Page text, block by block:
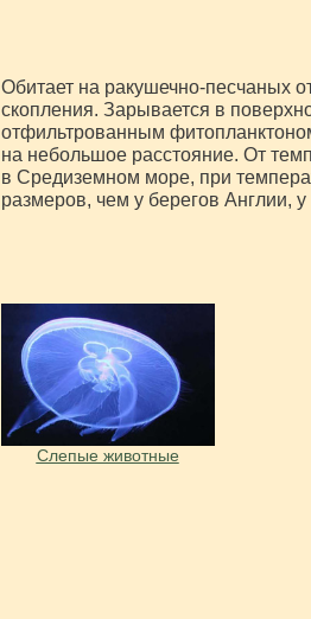
Обитает на ракушечно-песчаных
скопления. Зарывается в
отфильтрованным
на небольшое расстояние. От
в Средиземном море, при
размеров, чем у берегов Англии,
Слепые животные